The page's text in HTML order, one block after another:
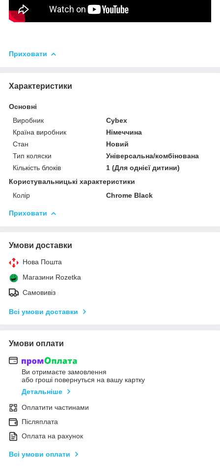
Приховати
Характеристики
Основні
Виробник
Cybex
Країна виробник
Німеччина
Стан
Новий
Тип коляски
Універсальна/комбінована
Кількість блоків
1 (Для однієї дитини)
Користувальницькі характеристики
Колір
Chrome Black
Приховати
Умови доставки
Нова Пошта
Магазини Rozetka
Самовивіз
Всі умови доставки
Умови оплати
Ви отримаєте замовлення
або гроші повернуться на вашу картку
Детальніше
Оплатити частинами
Післяплата
Оплата на рахунок
Всі умови оплати